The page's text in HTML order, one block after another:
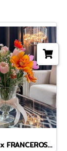
TANGERINE x FRANCEROSE COSMOS TINY MASTERPIECE VASE